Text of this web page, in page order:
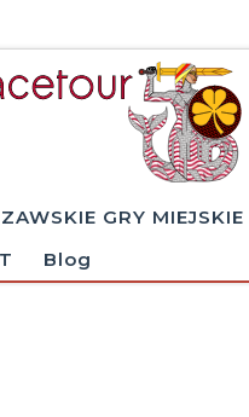
GRY MIEJSKIE
Blog